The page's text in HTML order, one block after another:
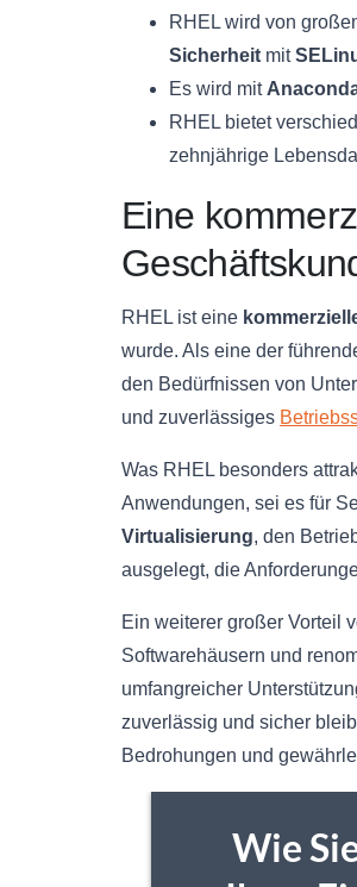
RHEL wird von
Sicherheit mit
Es wird mit
RHEL bietet
zehnjährige
Eine
RHEL ist eine
wurde. Als eine der
den Bedürfnissen von
und zuverlässiges
Was RHEL besonders
Anwendungen, sei es für
Virtualisierung, den
ausgelegt, die
Ein weiterer großer Vorteil
Softwarehäusern und
umfangreicher
zuverlässig und sicher
Bedrohungen und